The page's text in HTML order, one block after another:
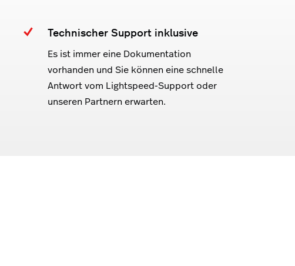
Technischer Support inklusive
Es ist immer eine Dokumentation
vorhanden und Sie können eine schnelle
Antwort vom Lightspeed-Support oder
unseren Partnern erwarten.